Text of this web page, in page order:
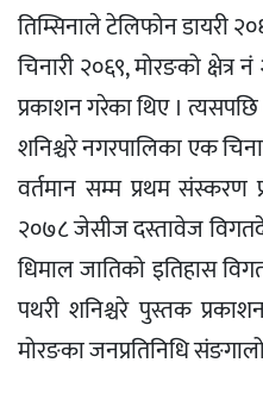
तिम्सिनाले टेलिफोन डायरी
चिनारी २०६९, मोरङको
प्रकाशन गरेका थिए ।
शनिश्चरे नगरपालिका एक
वर्तमान सम्म प्रथम संस्करण
२०७८ जेसीज दस्तावेज
धिमाल जातिको इतिहास
पथरी शनिश्चरे पुस्तक
मोरङका जनप्रतिनिधि